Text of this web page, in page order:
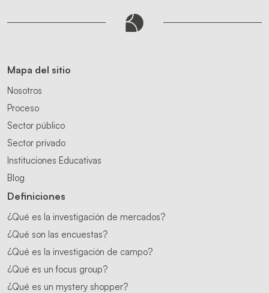
Mapa del sitio
Nosotros
Proceso
Sector público
Sector privado
Instituciones Educativas
Blog
Definiciones
¿Qué es la investigación de mercados?
¿Qué son las encuestas?
¿Qué es la investigación de campo?
¿Qué es un focus group?
¿Qué es un mystery shopper?